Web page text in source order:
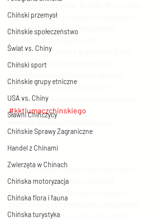
Chiński przemysł
Chińskie społeczeństwo
Świat vs. Chiny
Chiński sport
Chińskie grupy etniczne
USA vs. Chiny
Sławni Chińczycy
Chińskie Sprawy Zagraniczne
Handel z Chinami
Zwierzęta w Chinach
Chińska motoryzacja
Chińska flora i fauna
Chińska turystyka
zagranicznego z ww. branży. W tym celu
warto stworzyć przyjazne i optymalne
warunki biznesowe. Wspieranie
specjalizujących się w produkcji czy
projektowaniu komponentów
nowych "krajowych gigantów" w
dziedzinie nowoczesnych technologii.
#kktlumaczchinskiego
www.kk-tlumaczchinskiego.pl
Chinese experts point out that China
should increase resources and
the current political situation in the